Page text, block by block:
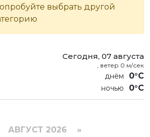
выбрать другой
Сегодня, 07 августа
, ветер 0 м/сек
0°C
0°C
АВГУСТ 2026 »